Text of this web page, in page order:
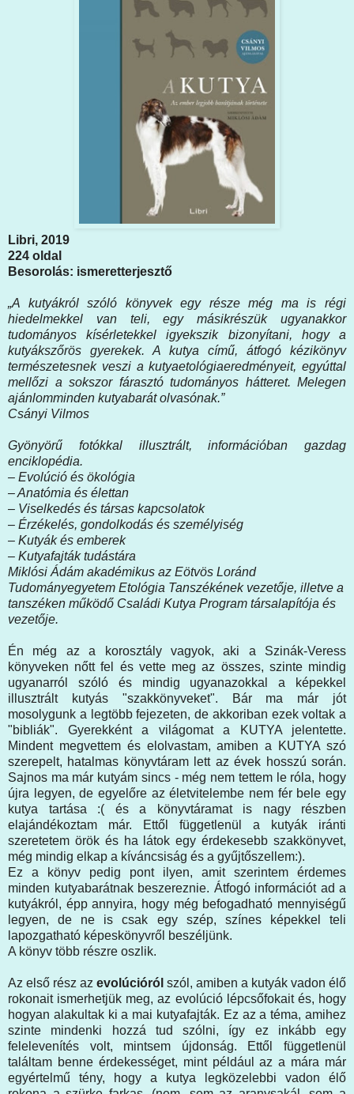
Libri, 2019
224 oldal
Besorolás: ismeretterjesztő
„A kutyákról szóló könyvek egy része még ma is régi
hiedelmekkel van teli, egy másikrészük ugyanakkor
tudományos kísérletekkel igyekszik bizonyítani, hogy a
kutyákszőrös gyerekek. A kutya című, átfogó kézikönyv
természetesnek veszi a kutyaetológiaeredményeit, egyúttal
mellőzi a sokszor fárasztó tudományos hátteret. Melegen
ajánlomminden kutyabarát olvasónak.”
Csányi Vilmos
Gyönyörű fotókkal illusztrált, információban gazdag
enciklopédia.
– Evolúció és ökológia
– Anatómia és élettan
– Viselkedés és társas kapcsolatok
– Érzékelés, gondolkodás és személyiség
– Kutyák és emberek
– Kutyafajták tudástára
Miklósi Ádám akadémikus az Eötvös Loránd
Tudományegyetem Etológia Tanszékének vezetője, illetve a
tanszéken működő Családi Kutya Program társalapítója és
vezetője.
Én még az a korosztály vagyok, aki a Szinák-Veress
könyveken nőtt fel és vette meg az összes, szinte mindig
ugyanarról szóló és mindig ugyanazokkal a képekkel
illusztrált kutyás "szakkönyveket". Bár ma már jót
mosolygunk a legtöbb fejezeten, de akkoriban ezek voltak a
"bibliák". Gyerekként a világomat a KUTYA jelentette.
Mindent megvettem és elolvastam, amiben a KUTYA szó
szerepelt, hatalmas könyvtáram lett az évek hosszú során.
Sajnos ma már kutyám sincs - még nem tettem le róla, hogy
újra legyen, de egyelőre az életvitelembe nem fér bele egy
kutya tartása :( és a könyvtáramat is nagy részben
elajándékoztam már. Ettől függetlenül a kutyák iránti
szeretetem örök és ha látok egy érdekesebb szakkönyvet,
még mindig elkap a kíváncsiság és a gyűjtőszellem:).
Ez a könyv pedig pont ilyen, amit szerintem érdemes
minden kutyabarátnak beszereznie. Átfogó információt ad a
kutyákról, épp annyira, hogy még befogadható mennyiségű
legyen, de ne is csak egy szép, színes képekkel teli
lapozgatható képeskönyvről beszéljünk.
A könyv több részre oszlik.
Az első rész az evolúcióról szól, amiben a kutyák vadon élő
rokonait ismerhetjük meg, az evolúció lépcsőfokait és, hogy
hogyan alakultak ki a mai kutyafajták. Ez az a téma, amihez
szinte mindenki hozzá tud szólni, így ez inkább egy
felelevenítés volt, mintsem újdonság. Ettől függetlenül
találtam benne érdekességet, mint például az a mára már
egyértelmű tény, hogy a kutya legközelebbi vadon élő